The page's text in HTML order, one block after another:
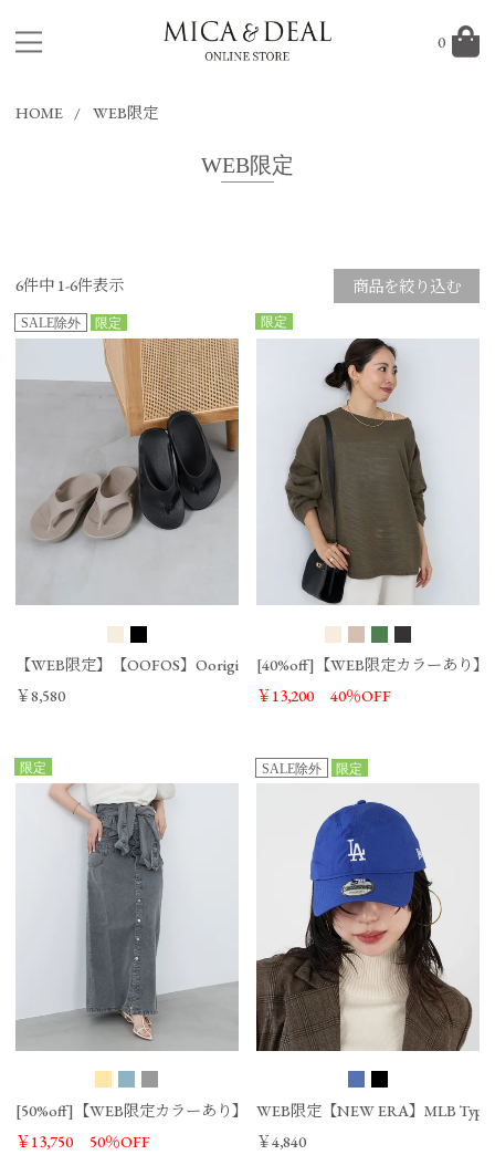
0
HOME WEB限定
WEB限定
6件中 1-6件表示 商品を絞り込む
SALE除外 限定
【WEB限定】【OOFOS】Ooriginal リカバリーサンダル
￥8,580
限定
[40%off]【WEB限定カラーあり
￥13,200
40％OFF
限定
[50%off]【WEB限定カラーあり】デニムワンピース
￥13,750
50％OFF
SALE除外 限定
WEB限定【NEW ERA】MLB
￥4,840